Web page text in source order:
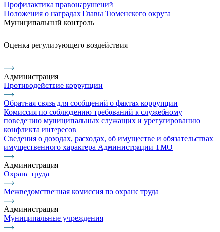
Профилактика правонарушений
Положения о наградах Главы Тюменского округа
Муниципальный контроль
Оценка регулирующего воздействия
Администрация
Противодействие коррупции
Обратная связь для сообщений о фактах коррупции
Комиссия по соблюдению требований к служебному
поведению муниципальных служащих и урегулированию
конфликта интересов
Сведения о доходах, расходах, об имуществе и обязательствах
имущественного характера Администрации ТМО
Администрация
Охрана труда
Межведомственная комиссия по охране труда
Администрация
Муниципальные учреждения